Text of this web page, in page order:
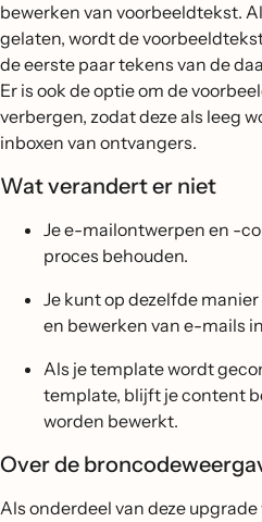
bewerken van voorbeeldtekst.
gelaten, wordt de
de eerste paar tekens van de
Er is ook de optie om de
verbergen, zodat deze als leeg
inboxen van ontvangers.
Wat verandert er niet
Je e-mailontwerpen en -
proces behouden.
Je kunt op dezelfde
en bewerken van e-mails
Als je template wordt
template, blijft je content
worden bewerkt.
Over de
Als onderdeel van deze